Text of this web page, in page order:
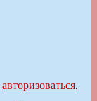
авторизоваться.